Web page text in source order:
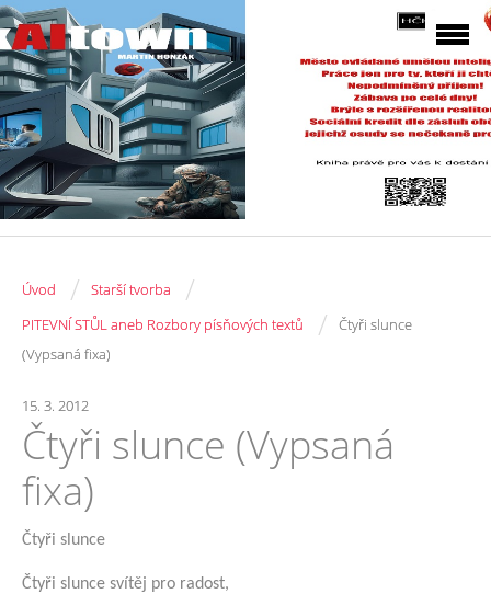
Úvod / Starší tvorba /
PITEVNÍ STŮL aneb Rozbory písňových textů /
Čtyři slunce
(Vypsaná fixa)
15. 3. 2012
Čtyři slunce (Vypsaná
fixa)
Čtyři slunce
Čtyři slunce svítěj pro radost,